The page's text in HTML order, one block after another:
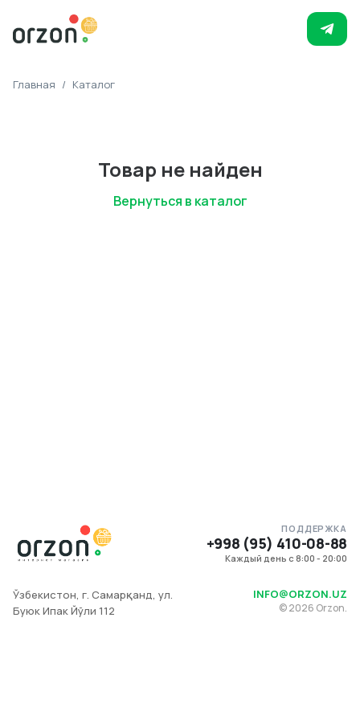
Главная / Каталог
Товар не найден
Вернуться в каталог
ПОДДЕРЖКА
+998 (95) 410-08-88
Каждый день с 8:00 - 20:00
Ўзбекистон, г. Самарқанд, ул.
Буюк Ипак Йўли 112
INFO@ORZON.UZ
©2026 Orzon.